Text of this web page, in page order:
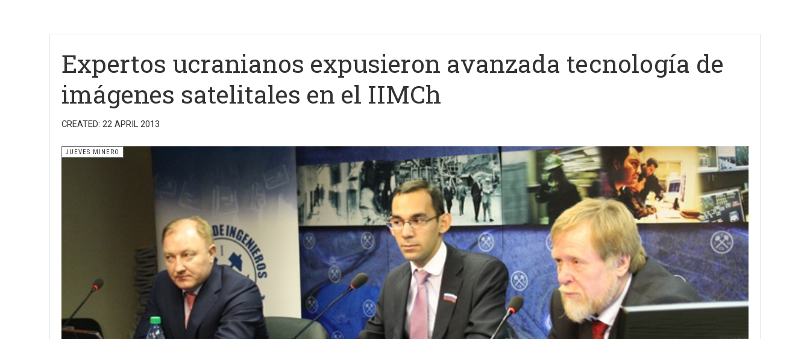
Expertos ucranianos expusieron avanzada tecnología de
imágenes satelitales en el IIMCh
CREATED: 22 APRIL 2013
JUEVES MINERO